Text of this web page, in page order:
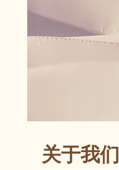
关于我们